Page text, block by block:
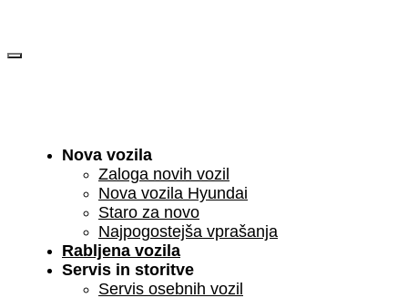
Nova vozila
Zaloga novih vozil
Nova vozila Hyundai
Staro za novo
Najpogostejša vprašanja
Rabljena vozila
Servis in storitve
Servis osebnih vozil